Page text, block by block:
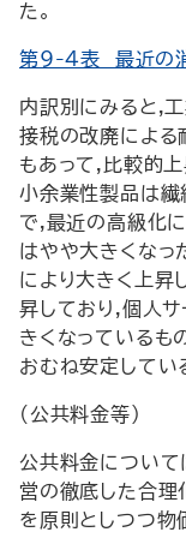
た。
第9-4表 最近の
内訳別にみると,
接税の改廃による
もあって,比較的
小余業性製品は繊
で,最近の高級化
はやや大きくなっ
により大きく上昇
昇しており,個人
きくなっているも
おむね安定してい
(公共料金等)
公共料金につい
営の徹底した合
を原則としつつ物